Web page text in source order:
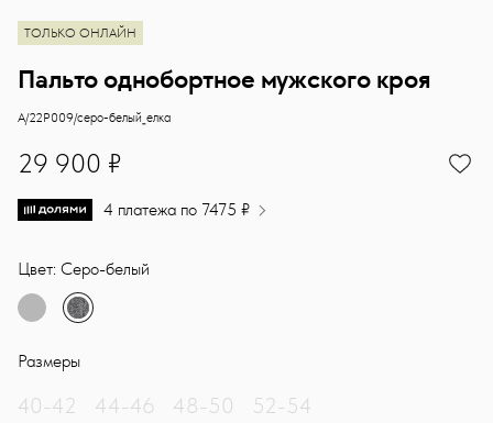
ТОЛЬКО ОНЛАЙН
Пальто однобортное мужского кроя
Демисезонное пальто с объёмными плечами. Минимализм форм
Sasha Ostrov
A/22P009/серо-белый_елка
29900
29 900 ₽
4 платежа по 7475 ₽
Цвет: Серо-белый
Размеры
40-42 44-46 48-50 52-54